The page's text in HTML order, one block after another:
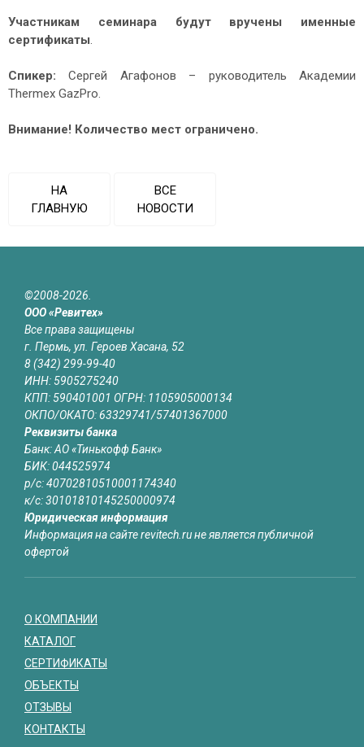
Участникам семинара будут вручены именные
сертификаты.
Спикер: Сергей Агафонов – руководитель Академии
Thermex GazPro.
Внимание! Количество мест ограничено.
НА
ГЛАВНУЮ
ВСЕ
НОВОСТИ
©2008-2026.
ООО «Ревитех»
Все права защищены
г. Пермь, ул. Героев Хасана, 52
8 (342) 299-99-40
ИНН: 5905275240
КПП: 590401001 ОГРН: 1105905000134
ОКПО/ОКАТО: 63329741/57401367000
Реквизиты банка
Банк: АО «Тинькофф Банк»
БИК: 044525974
р/с: 40702810510001174340
к/с: 30101810145250000974
Юридическая информация
Информация на сайте revitech.ru не является публичной
офертой
О КОМПАНИИ
КАТАЛОГ
СЕРТИФИКАТЫ
ОБЪЕКТЫ
ОТЗЫВЫ
КОНТАКТЫ